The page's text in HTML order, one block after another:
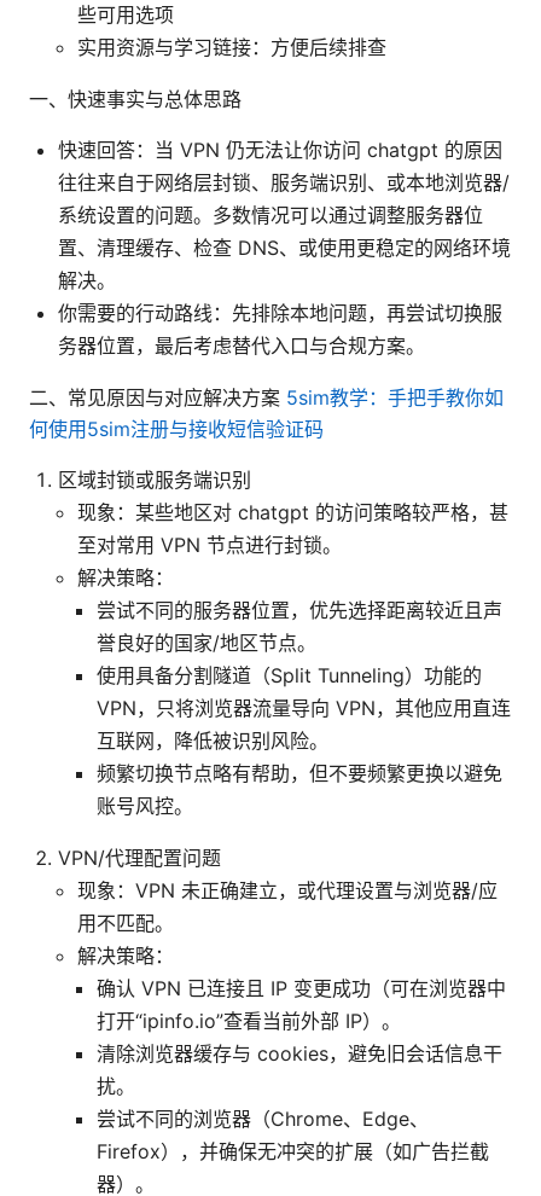
些可用选项
实用资源与学习链接：方便后续排查
一、快速事实与总体思路
快速回答：当 VPN 仍无法让你访问 chatgpt 的原因
往往来自于网络层封锁、服务端识别、或本地浏览器/
系统设置的问题。多数情况可以通过调整服务器位
置、清理缓存、检查 DNS、或使用更稳定的网络环境
解决。
你需要的行动路线：先排除本地问题，再尝试切换服
务器位置，最后考虑替代入口与合规方案。
二、常见原因与对应解决方案 5sim教学：手把手教你如
何使用5sim注册与接收短信验证码
区域封锁或服务端识别
现象：某些地区对 chatgpt 的访问策略较严格，甚
至对常用 VPN 节点进行封锁。
解决策略：
尝试不同的服务器位置，优先选择距离较近且声
誉良好的国家/地区节点。
使用具备分割隧道（Split Tunneling）功能的
VPN，只将浏览器流量导向 VPN，其他应用直连
互联网，降低被识别风险。
频繁切换节点略有帮助，但不要频繁更换以避免
账号风控。
VPN/代理配置问题
现象：VPN 未正确建立，或代理设置与浏览器/应
用不匹配。
解决策略：
确认 VPN 已连接且 IP 变更成功（可在浏览器中
打开“ipinfo.io”查看当前外部 IP）。
清除浏览器缓存与 cookies，避免旧会话信息干
扰。
尝试不同的浏览器（Chrome、Edge、
Firefox），并确保无冲突的扩展（如广告拦截
器）。